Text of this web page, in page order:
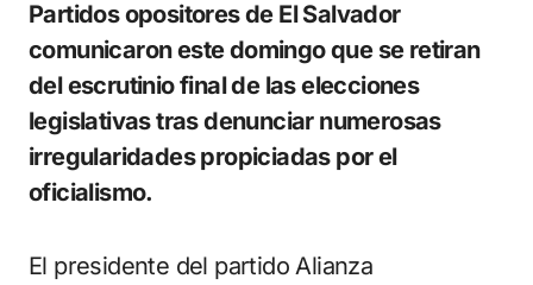
Partidos opositores de El Salvador
comunicaron este domingo que se retiran
del escrutinio final de las elecciones
legislativas tras denunciar numerosas
irregularidades propiciadas por el
oficialismo.
El presidente del partido Alianza